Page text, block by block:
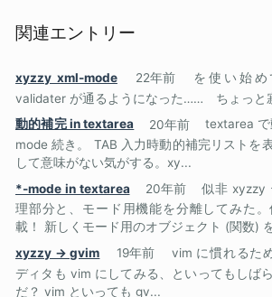
関連エントリー
xyzzy xml-mode 22年前
を使い始
validater が通るようになった…… ちょっと
動的補完 in textarea
20年前
textarea
mode 続き。 TAB 入力時動的補完リストを
して意味がない気がする。xy...
*-mode in textarea
20年前
似非 xyzzy
理部分と、モード用機能を分離してみた
載！ 新しくモード用のオブジェクト (関数)
xyzzy -> gvim
19年前
vim に慣れるた
ディタも vim にしてみる、といってもしば
だ？ vim といっても gv...